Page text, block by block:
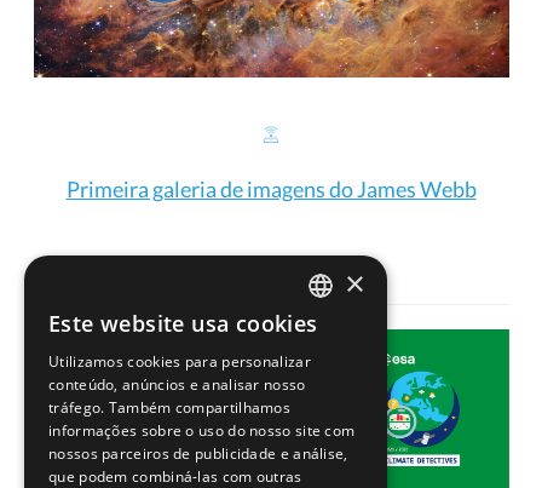
Primeira galeria de imagens do James Webb
PORTUGUESE
ENGLISH
×
Este website usa cookies
Utilizamos cookies para personalizar
conteúdo, anúncios e analisar nosso
tráfego. Também compartilhamos
informações sobre o uso do nosso site com
nossos parceiros de publicidade e análise,
que podem combiná-las com outras